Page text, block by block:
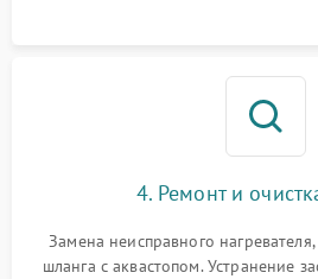
4. Ремонт и
Замена неисправного
шланга с аквастопом. Устранение